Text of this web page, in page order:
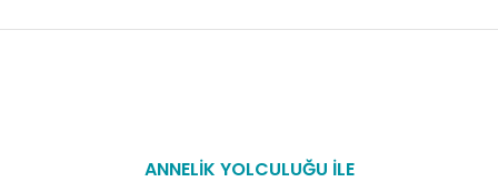
ANNELİK YOLCULUĞU İLE